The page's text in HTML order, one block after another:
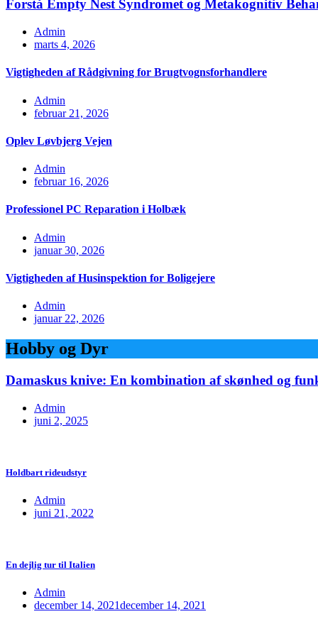
Forstå Empty Nest Syndromet og Metakognitiv
Admin
marts 4, 2026
Vigtigheden af Rådgivning for Brugtvognsforhandlere
Admin
februar 21, 2026
Oplev Løvbjerg Vejen
Admin
februar 16, 2026
Professionel PC Reparation i Holbæk
Admin
januar 30, 2026
Vigtigheden af Husinspektion for Boligejere
Admin
januar 22, 2026
Hobby og Dyr
Damaskus knive: En kombination af skønhed og
Admin
juni 2, 2025
Holdbart rideudstyr
Admin
juni 21, 2022
En dejlig tur til Italien
Admin
december 14, 2021december 14, 2021